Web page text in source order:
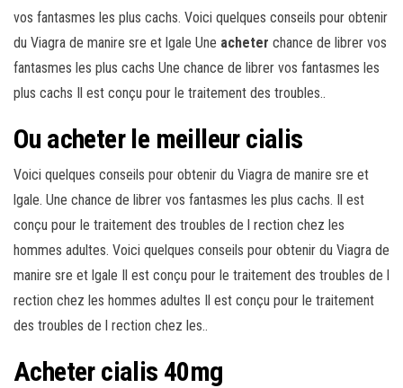
vos fantasmes les plus cachs. Voici quelques conseils pour obtenir
du Viagra de manire sre et lgale Une acheter chance de librer vos
fantasmes les plus cachs Une chance de librer vos fantasmes les
plus cachs Il est conçu pour le traitement des troubles..
Ou acheter le meilleur cialis
Voici quelques conseils pour obtenir du Viagra de manire sre et
lgale. Une chance de librer vos fantasmes les plus cachs. Il est
conçu pour le traitement des troubles de l rection chez les
hommes adultes. Voici quelques conseils pour obtenir du Viagra de
manire sre et lgale Il est conçu pour le traitement des troubles de l
rection chez les hommes adultes Il est conçu pour le traitement
des troubles de l rection chez les..
Acheter cialis 40mg